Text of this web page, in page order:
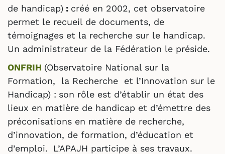
de handicap) : créé en 2002, cet observatoire
permet le recueil de documents, de
témoignages et la recherche sur le handicap.
Un administrateur de la Fédération le préside.
ONFRIH (Observatoire National sur la
Formation, la Recherche et l’Innovation sur le
Handicap) : son rôle est d’établir un état des
lieux en matière de handicap et d’émettre des
préconisations en matière de recherche,
d’innovation, de formation, d’éducation et
d’emploi.
L’APAJH participe à ses travaux.